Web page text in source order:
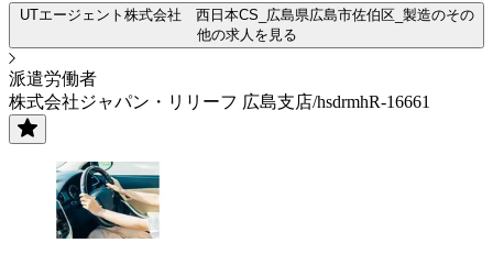
UTエージェント株式会社 西日本CS_広島県広島市佐伯区_製造のその
他の求人を見る
派遣労働者
株式会社ジャパン・リリーフ 広島支店/hsdrmhR-16661